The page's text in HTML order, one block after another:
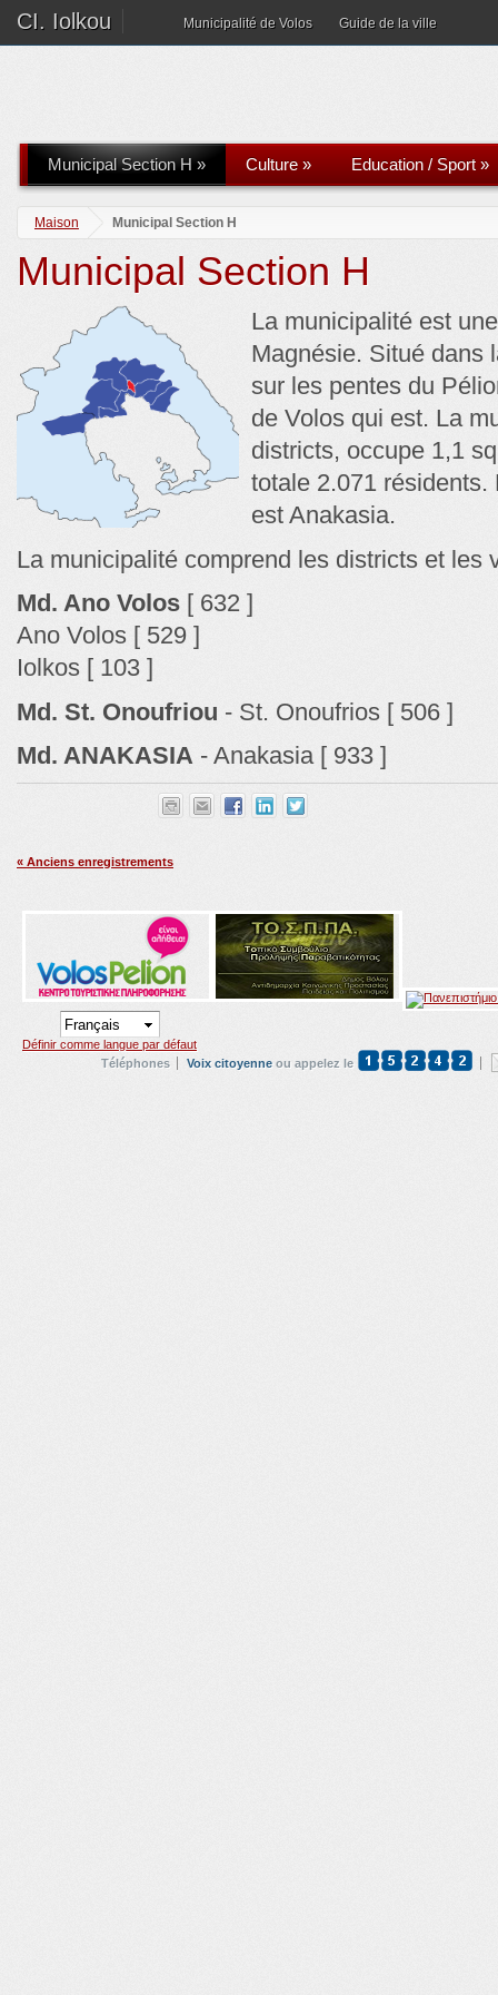
CI. Iolkou Municipalité de Volos Guide de la ville
Municipal Section H » Culture » Education / Sport »
Maison Municipal Section H
Municipal Section H
La municipalité est
Magnésie. Situé dans
sur les pentes du
de Volos qui est. La
districts, occupe 1,1
totale 2.071
est Anakasia.
La municipalité comprend les districts et les
Md. Ano Volos [ 632 ]
Ano Volos [ 529 ]
Iolkos [ 103 ]
Md. St. Onoufriou - St. Onoufrios [ 506 ]
Md. ANAKASIA - Anakasia [ 933 ]
« Anciens enregistrements
Définir comme langue par défaut
Téléphones
Voix citoyenne ou appelez le